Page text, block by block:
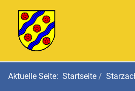
Aktuelle Seite: Startseite